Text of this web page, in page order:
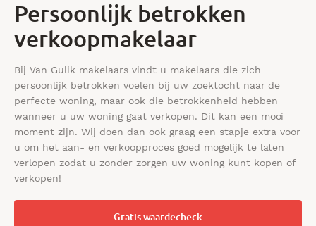
Persoonlijk betrokken
verkoopmakelaar
Bij Van Gulik makelaars vindt u makelaars die zich
persoonlijk betrokken voelen bij uw zoektocht naar de
perfecte woning, maar ook die betrokkenheid hebben
wanneer u uw woning gaat verkopen. Dit kan een mooi
moment zijn. Wij doen dan ook graag een stapje extra voor
u om het aan- en verkoopproces goed mogelijk te laten
verlopen zodat u zonder zorgen uw woning kunt kopen of
verkopen!
Gratis waardecheck